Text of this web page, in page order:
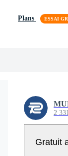
Plans
2
Gratuit